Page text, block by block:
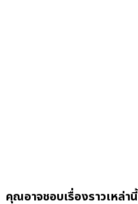
คุณอาจชอบเรื่องราวเหล่านี้